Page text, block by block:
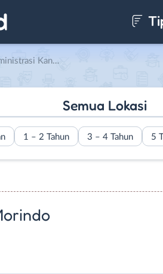
Rejeki Lestari Morindo
Semua Lokasi
1 – 2 Tahun 3 – 4 Tahun 5